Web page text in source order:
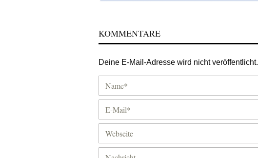
KOMMENTARE
Deine E-Mail-Adresse wird nicht veröffentlicht.